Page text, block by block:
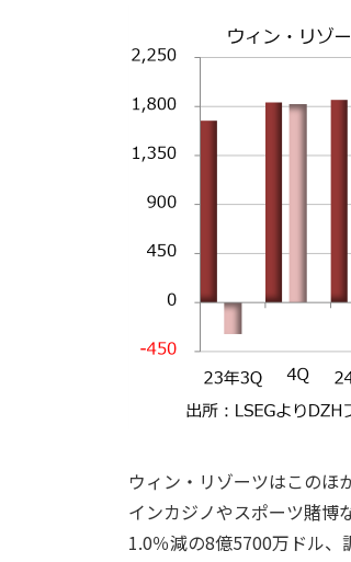
ウィン・リゾーツはこのほ
インカジノやスポーツ賭博
1.0％減の8億5700万ドル、